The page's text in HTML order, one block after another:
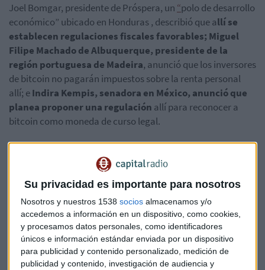
Su privacidad es importante para nosotros
Nosotros y nuestros 1538 socios almacenamos y/o
accedemos a información en un dispositivo, como cookies,
y procesamos datos personales, como identificadores
únicos e información estándar enviada por un dispositivo
para publicidad y contenido personalizado, medición de
publicidad y contenido, investigación de audiencia y
Joel Bomgar, presidente de Próspera, un “polo de desarrollo
económico” ubicado en Honduras, describió que allí se
establecen regulaciones fiscales favorables; Miguel
Filipe Machado de Albuquerque, presidente de la
región portuguesa de Madeira, anunció que los inversores
de bitcoin no pagarán impuestos sobre la renta personal
allí; eIndira Kempis, senadora en México, anunció que
planea proponer una regulación allí para reconocer a
bitcoin como moneda de curso legal.
“Creo que ahora es el momento crucial en la historia de
la humanidad y necesitamos hacer que las cosas
. Lo que necesitamos es una mayor
adopción de bitcoin por parte de los estados”, dijo Mow.
“Cada país, cada jurisdicción, tendrá un camino único hacia
la adopción de bitcoin. La moneda de curso legal es una
forma, otra forma es la moneda de curso legal de facto".
El principal arquitecto de los bonos Bitcoin